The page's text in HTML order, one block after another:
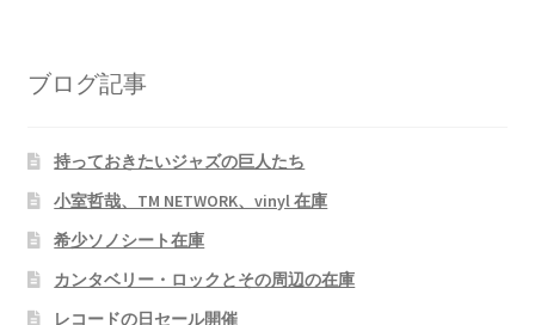
ブログ記事
持っておきたいジャズの巨人たち
小室哲哉、TM NETWORK、vinyl 在庫
希少ソノシート在庫
カンタベリー・ロックとその周辺の在庫
レコードの日セール開催